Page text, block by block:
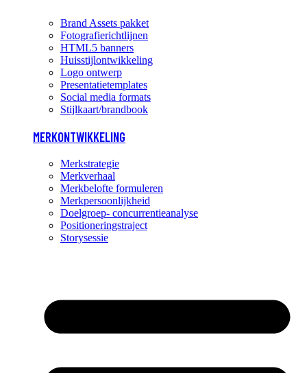
Brand Assets pakket
Fotografierichtlijnen
HTML5 banners
Huisstijlontwikkeling
Logo ontwerp
Presentatietemplates
Social media formats
Stijlkaart/brandbook
MERKONTWIKKELING
Merkstrategie
Merkverhaal
Merkbelofte formuleren
Merkpersoonlijkheid
Doelgroep- concurrentieanalyse
Positioneringstraject
Storysessie